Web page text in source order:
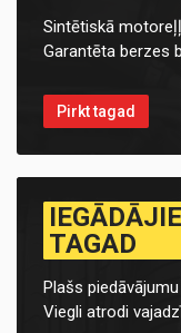
Sintētiskā
Garantēta berzes
Pirkt tagad
TAGAD
Plašs
Viegli atrodi